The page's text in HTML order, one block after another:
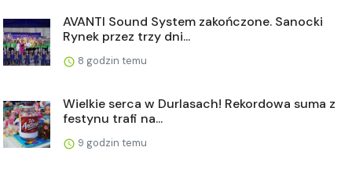
AVANTI Sound System zakończone. Sanocki
Rynek przez trzy dni...
8 godzin temu
Wielkie serca w Durlasach! Rekordowa suma z
festynu trafi na...
9 godzin temu